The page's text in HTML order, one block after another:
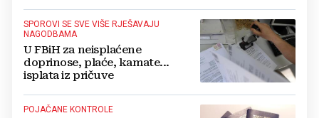
SPOROVI SE SVE VIŠE RJEŠAVAJU
NAGODBAMA
U FBiH za neisplaćene
doprinose, plaće, kamate...
isplata iz pričuve
POJAČANE KONTROLE